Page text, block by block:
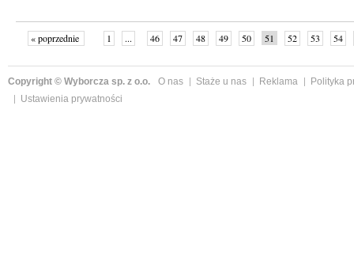
« poprzednie 1 ... 46 47 48 49 50 51 52 53
54
Copyright © Wyborcza sp. z o.o. O nas Staże u nas Reklama
Polityka
Ustawienia prywatności